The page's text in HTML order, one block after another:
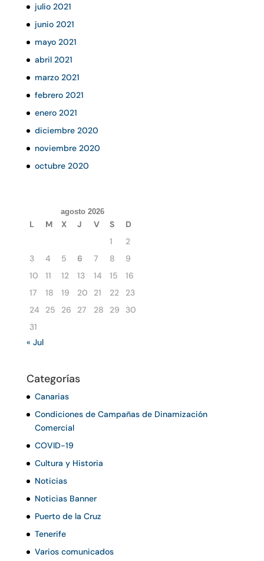
julio 2021
junio 2021
mayo 2021
abril 2021
marzo 2021
febrero 2021
enero 2021
diciembre 2020
noviembre 2020
octubre 2020
agosto 2026
L M X J V S
D
1
2
3
4 5 6 7 8
9
10
11 12 13 14 15
16
17
18 19 20 21 22
23
24
25 26 27 28 29
30
31
« Jul
Categorías
Canarias
Condiciones de Campañas de Dinamización
Comercial
COVID-19
Cultura y Historia
Noticias
Noticias Banner
Puerto de la Cruz
Tenerife
Varios comunicados